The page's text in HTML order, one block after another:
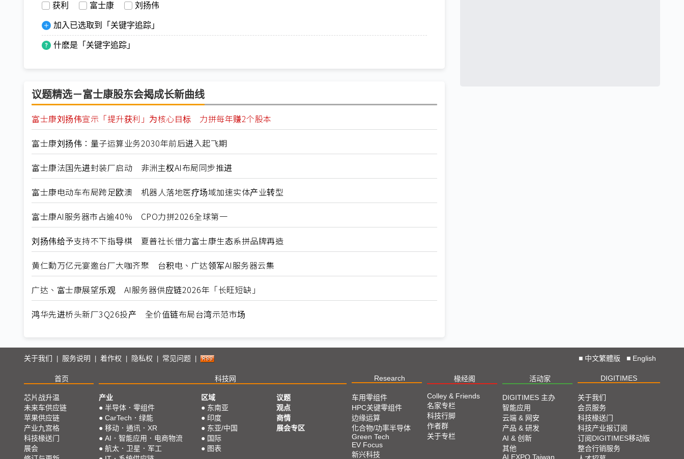
获利 富士康 刘扬伟
加入已选取到「关键字追踪」
什麽是「关键字追踪」
议题精选－富士康股东会揭成长新曲线
富士康刘扬伟宣示「提升获利」为核心目标 力拼每年赚2个股本
富士康刘扬伟：量子运算业务2030年前后进入起飞期
富士康法国先进封装厂启动 非洲主权AI布局同步推进
富士康电动车布局跨足欧澳 机器人落地医疗场域加速实体产业转型
富士康AI服务器市占逾40% CPO力拼2026全球第一
刘扬伟给予支持不下指导棋 夏普社长借力富士康生态系拼品牌再造
黄仁勳万亿元宴邀台厂大咖齐聚 台积电、广达领军AI服务器云集
广达、富士康展望乐观 AI服务器供应链2026年「长旺短缺」
鸿华先进桥头新厂3Q26投产 全价值链布局台湾示范市场
关于我们 服务说明 着作权 隐私权 常见问题 ■ 中文繁體版 ■ English
首页 科技网 Research 椽经阁 活动家 DIGITIMES
芯片战升温
未来车供应链
苹果供应链
产业九宫格
科技椽送门
展会
产业
● 半导体．零组件
● CarTech．绿能
● 移动．通讯．XR
● AI．智能应用．电商物流
● 航太．卫星．军工
区域
● 东南亚
● 印度
● 东亚/中国
● 国际
● 图表
议题
观点
商情
展会专区
车用零组件
HPC关键零组件
边缘运算
化合物/功率半导体
Green Tech
EV Focus
新兴科技
Colley & Friends
名家专栏
科技行脚
作者群
关于专栏
DIGITIMES 主办
智能应用
云端 & 网安
产品 & 研发
AI & 创新
其他
AI EXPO Taiwan
关于我们
会员服务
科技椽送门
科技产业报订阅
订阅DIGITIMES移动版
整合行销服务